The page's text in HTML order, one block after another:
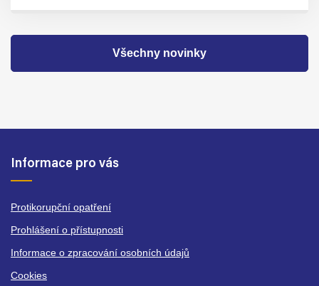
Všechny novinky
Informace pro vás
Protikorupční opatření
Prohlášení o přístupnosti
Informace o zpracování osobních údajů
Cookies